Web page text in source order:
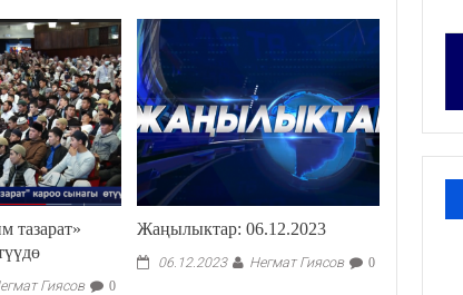
тазарат»
Гиясов 0
Жаңылыктар: 06.12.2023
06.12.2023 Негмат Гиясов 0